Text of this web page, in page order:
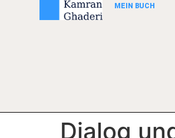
MEIN BUCH
Dialog